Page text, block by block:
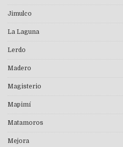
Jimulco
La Laguna
Lerdo
Madero
Magisterio
Mapimí
Matamoros
Mejora